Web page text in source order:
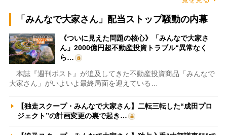
「みんなで大家さん」配当ストップ騒動の内幕
《ついに見えた問題の核心》「みんなで大家さ
ん」2000億円超不動産投資トラブル“異常なく
ら…
本誌『週刊ポスト』が追及してきた不動産投資商品「みんなで
大家さん」がいよいよ最終局面を迎えている…
【独走スクープ・みんなで大家さん】二転三転した“成田プロ
ジェクト”の計画変更の裏で起き…